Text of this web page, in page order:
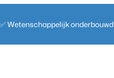
Wetenschappelijk onderbouwd